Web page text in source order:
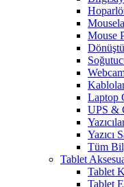
Mouse
Laptop
UPS &
Yazıcı
Tüm
Tablet
Tablet
Tablet